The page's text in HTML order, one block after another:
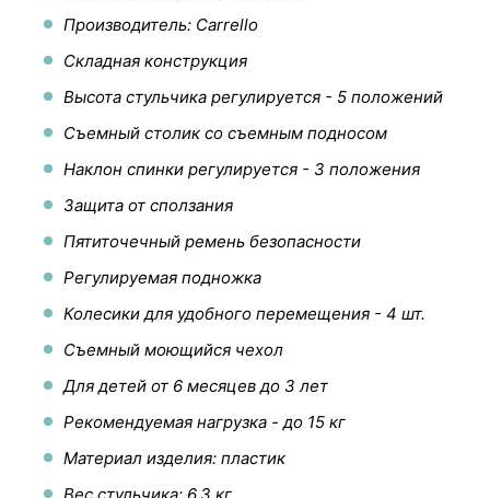
Производитель: Carrello
Складная конструкция
Высота стульчика регулируется - 5 положений
Съемный столик со съемным подносом
Наклон спинки регулируется - 3 положения
Защита от сползания
Пятиточечный ремень безопасности
Регулируемая подножка
Колесики для удобного перемещения - 4 шт.
Съемный моющийся чехол
Для детей от 6 месяцев до 3 лет
Рекомендуемая нагрузка - до 15 кг
Материал изделия: пластик